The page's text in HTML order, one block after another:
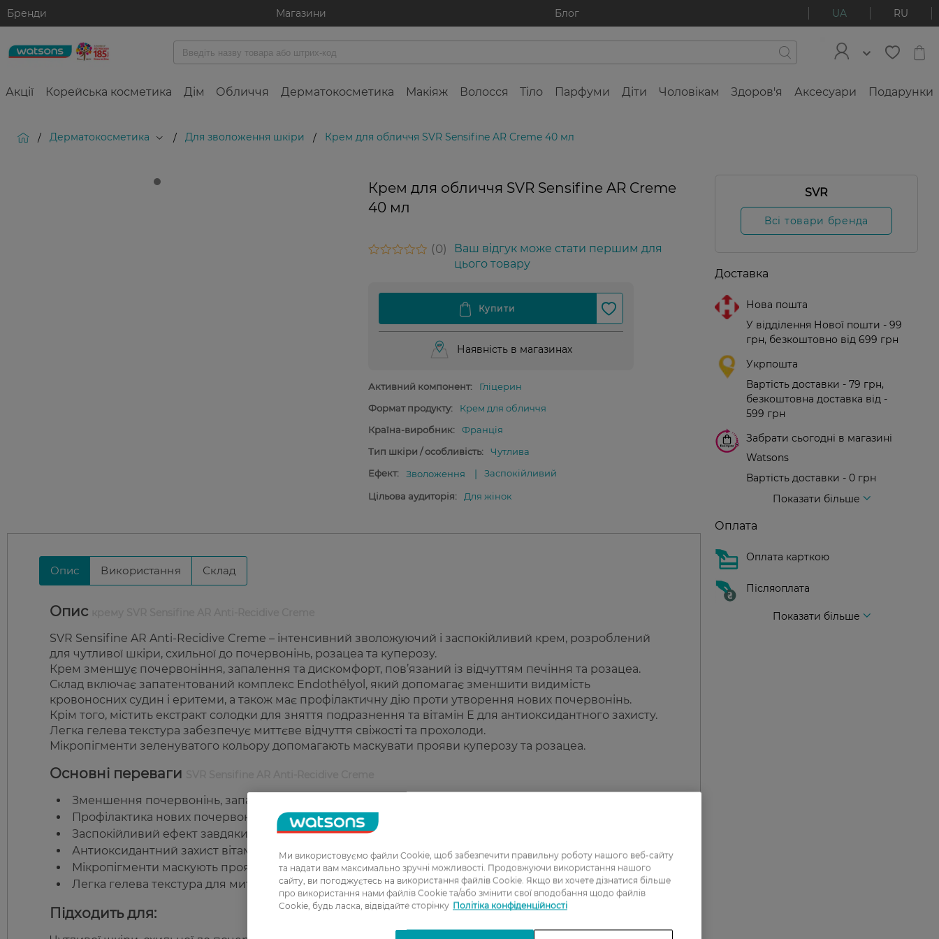
Бренди Магазини Блог UA RU
Акції Корейська косметика Дім Обличчя Дерматокосметика Макіяж Волосся Тіло Парфуми Діти Чоловікам Здоров'я Аксесуари Подарунки
/ Дерматокосметика / Для зволоження шкіри / Крем для обличчя SVR Sensifine AR Creme 40 мл
Крем для обличчя SVR Sensifine AR Creme
40 мл
0
Ваш відгук може стати першим для
цього товару
Наявність в магазинах
Активний компонент:
Гліцерин
Формат продукту:
Крем для обличчя
Країна-виробник:
Франція
Тип шкіри / особливість:
Чутлива
Ефект:
Зволоження Заспокійливий
Цільова аудиторія: Для жінок
Опис Використання Склад
Опис
SVR Sensifine AR Anti-Recidive Creme – інтенсивний зволожуючий і заспокійливий крем, розроблений
для чутливої шкіри, схильної до почервонінь, розацеа та куперозу.
Крем зменшує почервоніння, запалення та дискомфорт, пов’язаний із відчуттям печіння та розацеа.
Склад включає запатентований комплекс Endothélyol, який допомагає зменшити видимість
кровоносних судин і еритеми, а також має профілактичну дію проти утворення нових почервонінь.
Крім того, містить екстракт солодки для зняття подразнення та вітамін Е для антиоксидантного захисту.
Легка гелева текстура забезпечує миттєве відчуття свіжості та прохолоди.
Мікропігменти зеленуватого кольору допомагають маскувати прояви куперозу та розацеа.
Основні переваги
Зменшення почервонінь, запалень та дискомфорту.
Профілактика нових почервонінь та зменшення видимості судин.
Заспокійливий ефект завдяки екстракту солодки.
Антиоксидантний захист вітаміну Е.
Мікропігменти маскують прояви куперозу та розацеа.
Легка гелева текстура для миттєвої свіжості.
Підходить для:
SVR
Всі товари бренда
Доставка
Нова пошта
У відділення Нової пошти - 99
грн, безкоштовно від 699 грн
Укрпошта
Вартість доставки - 79 грн,
безкоштовна доставка від -
599 грн
Забрати сьогодні в магазині
Watsons
Вартість доставки - 0 грн
Показати більше
Оплата
Оплата карткою
Післяоплата
Показати більше
Ми використовуємо файли Cookie, щоб забезпечити правильну роботу нашого веб-сайту
та надати вам максимально зручні можливості. Продовжуючи використання нашого
сайту, ви погоджуєтесь на використання файлів Cookie. Якщо ви хочете дізнатися більше
про використання нами файлів Cookie та/або змінити свої вподобання щодо файлів
Cookie, будь ласка, відвідайте сторінку Політіка конфіденційності